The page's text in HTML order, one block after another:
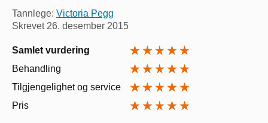
Tannlege: Victoria Pegg
Skrevet 26. desember 2015
Samlet vurdering
Behandling
Tilgjengelighet og service
Pris